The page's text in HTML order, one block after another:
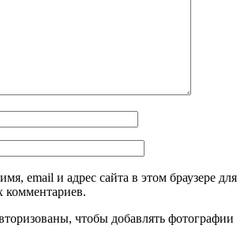
email и адрес сайта в этом браузере для
чтобы добавлять фотографии